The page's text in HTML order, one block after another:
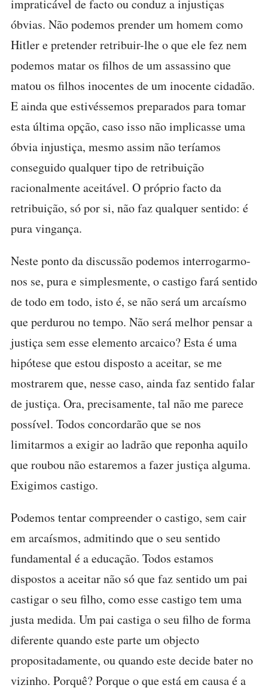
impraticável de facto ou conduz a injustiças
óbvias. Não podemos prender um homem como
Hitler e pretender retribuir-lhe o que ele fez nem
podemos matar os filhos de um assassino que
matou os filhos inocentes de um inocente cidadão.
E ainda que estivéssemos preparados para tomar
esta última opção, caso isso não implicasse uma
óbvia injustiça, mesmo assim não teríamos
conseguido qualquer tipo de retribuição
racionalmente aceitável. O próprio facto da
retribuição, só por si, não faz qualquer sentido: é
pura vingança.
Neste ponto da discussão podemos interrogarmo-
nos se, pura e simplesmente, o castigo fará sentido
de todo em todo, isto é, se não será um arcaísmo
que perdurou no tempo. Não será melhor pensar a
justiça sem esse elemento arcaico? Esta é uma
hipótese que estou disposto a aceitar, se me
mostrarem que, nesse caso, ainda faz sentido falar
de justiça. Ora, precisamente, tal não me parece
possível. Todos concordarão que se nos
limitarmos a exigir ao ladrão que reponha aquilo
que roubou não estaremos a fazer justiça alguma.
Exigimos castigo.
Podemos tentar compreender o castigo, sem cair
em arcaísmos, admitindo que o seu sentido
fundamental é a educação. Todos estamos
dispostos a aceitar não só que faz sentido um pai
castigar o seu filho, como esse castigo tem uma
justa medida. Um pai castiga o seu filho de forma
diferente quando este parte um objecto
propositadamente, ou quando este decide bater no
vizinho. Porquê? Porque o que está em causa é a